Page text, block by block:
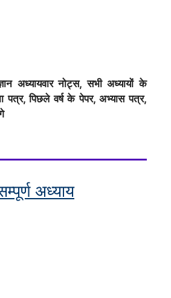
अध्यायवार नोट्स, सभी अध्यायों के
पत्र, पिछले वर्ष के पेपर, अभ्यास पत्र,
अध्याय